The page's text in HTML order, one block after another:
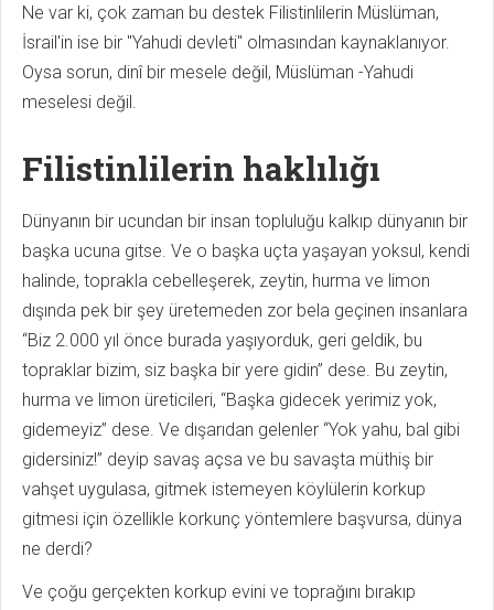
Ne var ki, çok zaman bu destek Filistinlilerin Müslüman,
İsrail'in ise bir "Yahudi devleti" olmasından kaynaklanıyor.
Oysa sorun, dinî bir mesele değil, Müslüman -Yahudi
meselesi değil.
Filistinlilerin haklılığı
Dünyanın bir ucundan bir insan topluluğu kalkıp dünyanın bir
başka ucuna gitse. Ve o başka uçta yaşayan yoksul, kendi
halinde, toprakla cebelleşerek, zeytin, hurma ve limon
dışında pek bir şey üretemeden zor bela geçinen insanlara
“Biz 2.000 yıl önce burada yaşıyorduk, geri geldik, bu
topraklar bizim, siz başka bir yere gidin” dese. Bu zeytin,
hurma ve limon üreticileri, “Başka gidecek yerimiz yok,
gidemeyiz” dese. Ve dışarıdan gelenler “Yok yahu, bal gibi
gidersiniz!” deyip savaş açsa ve bu savaşta müthiş bir
vahşet uygulasa, gitmek istemeyen köylülerin korkup
gitmesi için özellikle korkunç yöntemlere başvursa, dünya
ne derdi?
Ve çoğu gerçekten korkup evini ve toprağını bırakıp